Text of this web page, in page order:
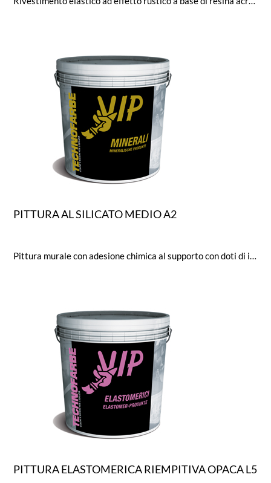
PITTURA AL SILICATO MEDIO A2
Pittura murale con adesione chimica al supporto con doti di idrorepellenza e traspirabilità a norma DIN.
PITTURA ELASTOMERICA RIEMPITIVA OPACA L5